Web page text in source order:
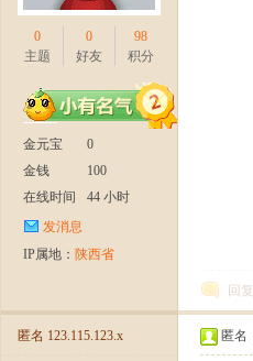
0
主题
0
好友
98
积分
金元宝
0
金钱
100
在线时间
44 小时
发消息
IP属地： 陕西省
回复
匿名 123.115.123.x 匿名